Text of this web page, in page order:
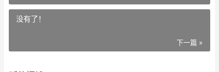
没有了！
下一篇 »